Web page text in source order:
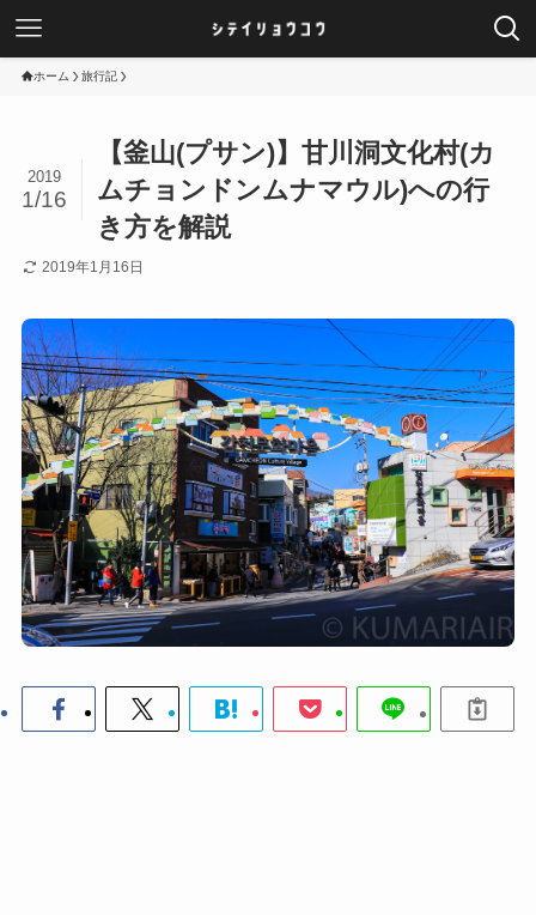
ホーム 旅行記
【釜山(プサン)】甘川洞文化村(カ
ムチョンドンムナマウル)への行
き方を解説
2019
1/16
2019年1月16日